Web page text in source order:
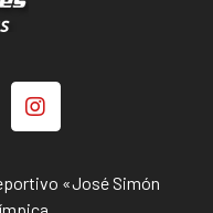
«José Simón